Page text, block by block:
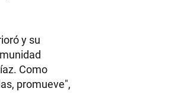
y su
Como
promueve",